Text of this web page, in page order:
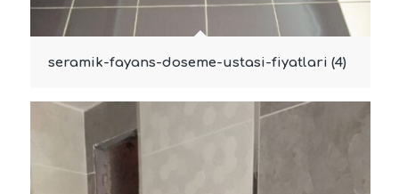
seramik-fayans-doseme-ustasi-fiyatlari (4)